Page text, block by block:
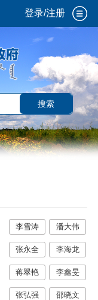
登录/注册
搜索
李雪涛 潘大伟
张永全 李海龙
蒋翠艳 李鑫旻
张弘强 邵晓文